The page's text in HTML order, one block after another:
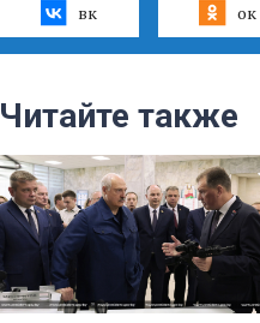
вк ок
Читайте также